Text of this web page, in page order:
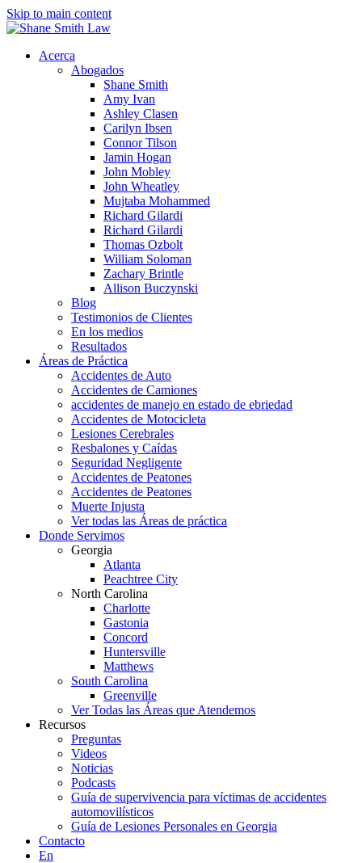
Skip to main content
Acerca
Abogados
Shane Smith
Amy Ivan
Ashley Clasen
Carilyn Ibsen
Connor Tilson
Jamin Hogan
John Mobley
John Wheatley
Mujtaba Mohammed
Richard Gilardi
Richard Gilardi
Thomas Ozbolt
William Soloman
Zachary Brintle
Allison Buczynski
Blog
Testimonios de Clientes
En los medios
Resultados
Áreas de Práctica
Accidentes de Auto
Accidentes de Camiones
accidentes de manejo en estado de ebriedad
Accidentes de Motocicleta
Lesiones Cerebrales
Resbalones y Caídas
Seguridad Negligente
Accidentes de Peatones
Accidentes de Peatones
Muerte Injusta
Ver todas las Áreas de práctica
Donde Servimos
Georgia
Atlanta
Peachtree City
North Carolina
Charlotte
Gastonia
Concord
Huntersville
Matthews
South Carolina
Greenville
Ver Todas las Áreas que Atendemos
Recursos
Preguntas
Videos
Noticias
Podcasts
Guía de supervivencia para víctimas de accidentes
automovilísticos
Guía de Lesiones Personales en Georgia
Contacto
En